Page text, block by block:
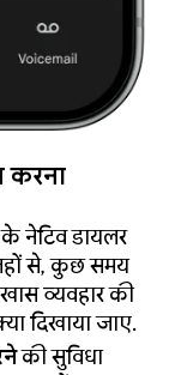
करना
नेटिव डायलर
से, कुछ समय
व्यवहार की
दिखाया जाए.
की सुविधा